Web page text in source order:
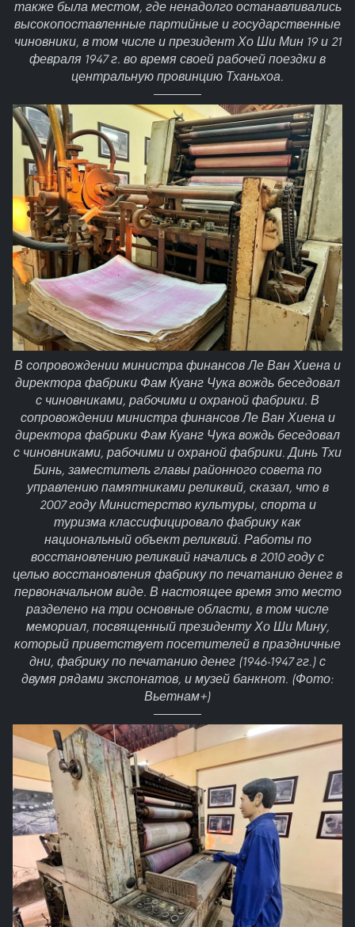
также была местом, где ненадолго останавливались
высокопоставленные партийные и государственные
чиновники, в том числе и президент Хо Ши Мин 19 и 21
февраля 1947 г. во время своей рабочей поездки в
центральную провинцию Тханьхоа.
В сопровождении министра финансов Ле Ван Хиена и
директора фабрики Фам Куанг Чука вождь беседовал
с чиновниками, рабочими и охраной фабрики. В
сопровождении министра финансов Ле Ван Хиена и
директора фабрики Фам Куанг Чука вождь беседовал
с чиновниками, рабочими и охраной фабрики. Динь Тхи
Бинь, заместитель главы районного совета по
управлению памятниками реликвий, сказал, что в
2007 году Министерство культуры, спорта и
туризма классифицировало фабрику как
национальный объект реликвий. Работы по
восстановлению реликвий начались в 2010 году с
целью восстановления фабрику по печатанию денег в
первоначальном виде. В настоящее время это место
разделено на три основные области, в том числе
мемориал, посвященный президенту Хо Ши Мину,
который приветствует посетителей в праздничные
дни, фабрику по печатанию денег (1946-1947 гг.) с
двумя рядами экспонатов, и музей банкнот. (Фото:
Вьетнам+)